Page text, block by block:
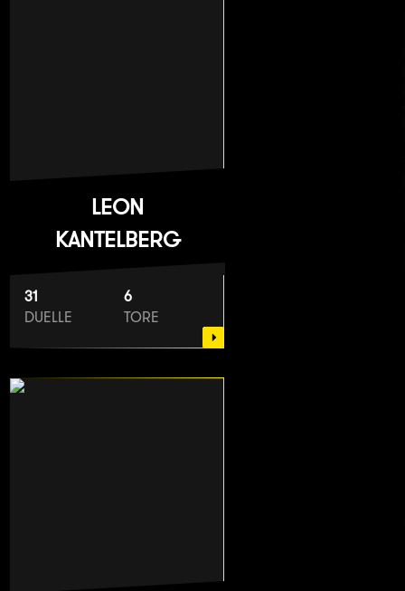
LEON
KANTELBERG
31
DUELLE
6
TORE